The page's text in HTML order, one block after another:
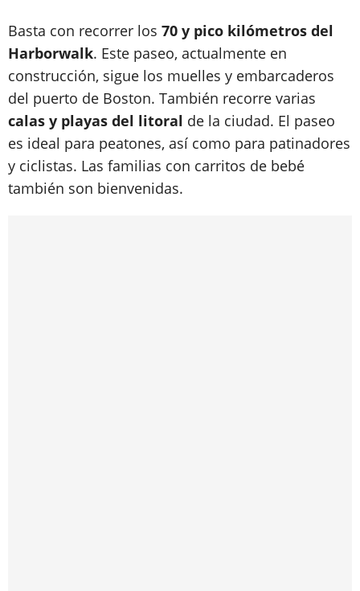
Basta con recorrer los 70 y pico kilómetros del
Harborwalk. Este paseo, actualmente en
construcción, sigue los muelles y embarcaderos
del puerto de Boston. También recorre varias
calas y playas del litoral de la ciudad. El paseo
es ideal para peatones, así como para patinadores
y ciclistas. Las familias con carritos de bebé
también son bienvenidas.